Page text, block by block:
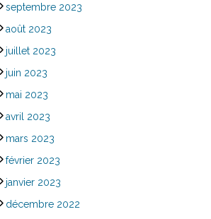
septembre 2023
août 2023
juillet 2023
juin 2023
mai 2023
avril 2023
mars 2023
février 2023
janvier 2023
décembre 2022